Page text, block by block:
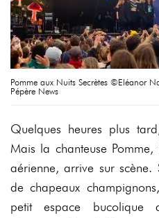
Pomme aux Nuits Secrètes ©Eléanor
Pépère News
Quelques heures plus
Mais la chanteuse
aérienne, arrive sur scène.
de chapeaux
petit espace bucolique